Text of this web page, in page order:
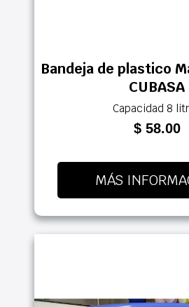
Bandeja de plastico
CUBASA
Capacidad 8
$ 58.00
MÁS